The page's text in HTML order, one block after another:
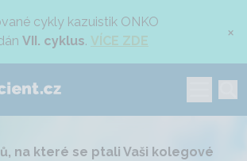
cykly kazuistik ONKO
VII. cyklus. VÍCE ZDE ×
na které se ptali Vaši kolegové